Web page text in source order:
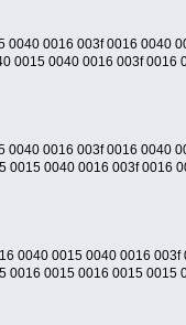
0016 003f 0016 0040
0040 0016 003f
0016 003f 0016 0040
0040 0016 003f 0016
0040 0015 0040 0016
0015 0016 0015